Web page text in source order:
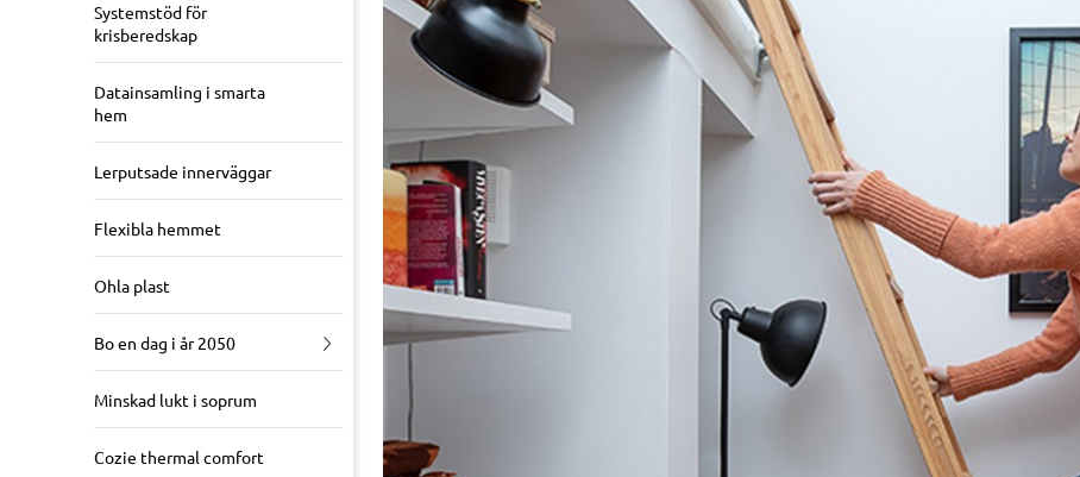
Systemstöd för
krisberedskap
Datainsamling i smarta
hem
Lerputsade innerväggar
Flexibla hemmet
Ohla plast
Bo en dag i år 2050
Minskad lukt i soprum
Cozie thermal comfort